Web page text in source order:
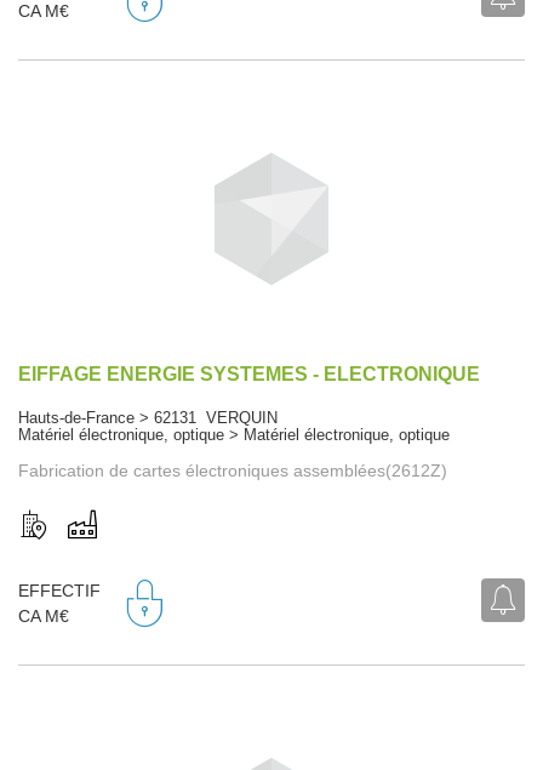
CA M€
EIFFAGE ENERGIE SYSTEMES - ELECTRONIQUE
Hauts-de-France > 62131 VERQUIN
Matériel électronique, optique > Matériel électronique, optique
Fabrication de cartes électroniques assemblées(2612Z)
EFFECTIF
CA M€